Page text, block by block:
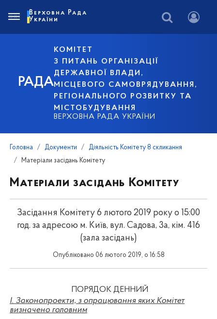
РАДА
КОМІТЕТ
З ПИТАНЬ ОРГАНІЗАЦІЇ
ДЕРЖАВНОЇ ВЛАДИ,
МІСЦЕВОГО САМОВРЯДУВАННЯ,
РЕГІОНАЛЬНОГО РОЗВИТКУ ТА
МІСТОБУДУВАННЯ
ВЕРХОВНА РАДА УКРАЇНИ
Верховна Рада
України
Головна Документи
Діяльність Комітету 8 скликання
Матеріали засідань Комітету
Матеріали засідань Комітету
Засідання Комітету 6 лютого 2019 року о 15:00
год. за адресою м. Київ, вул. Садова, 3а, кім. 416
(залa засідань)
Опубліковано 06 лютого 2019, о 16:58
ПОРЯДОК ДЕННИЙ
I. Законопроекти, з опрацювання яких Комітет
визначено головним